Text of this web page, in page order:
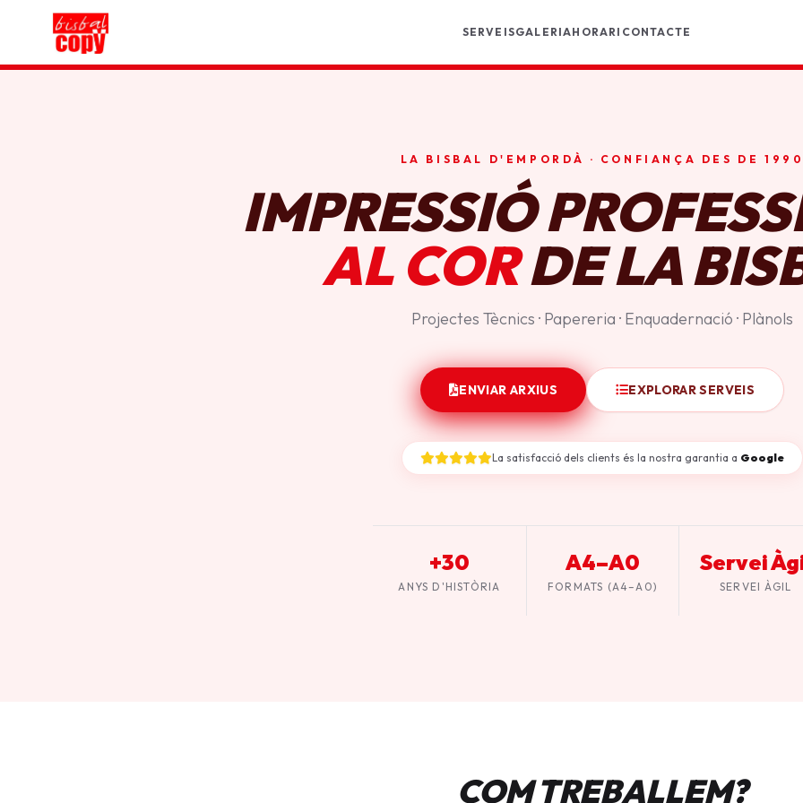
SERVEISGALERIAHORARI CONTACTE
LA BISBAL D'EMPORDÀ · CONFIANÇA DES DE
IMPRESSIÓ
AL CORDE LA
Projectes Tècnics · Papereria · Enquadernació · Plànols
ENVIAR ARXIUS EXPLORAR SERVEIS
La satisfacció dels clients és la nostra garantia a Google
+30
ANYS D'HISTÒRIA
A4–A0
FORMATS (A4–A0)
Servei
SERVEI ÀGIL
COM TREBALLEM?